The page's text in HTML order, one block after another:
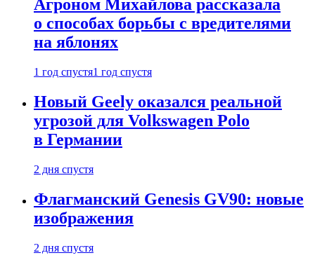
Агроном Михайлова рассказала
о способах борьбы с вредителями
на яблонях
1 год спустя1 год спустя
Новый Geely оказался реальной
угрозой для Volkswagen Polo
в Германии
2 дня спустя
Флагманский Genesis GV90: новые
изображения
2 дня спустя